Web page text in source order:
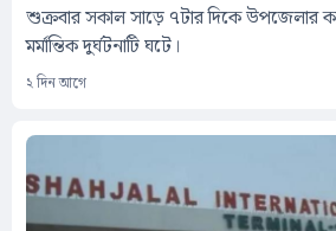
শুক্রবার সকাল সাড়ে ৭টার দিকে উপজেলার
মর্মান্তিক দুর্ঘটনাটি ঘটে।
২ দিন আগে